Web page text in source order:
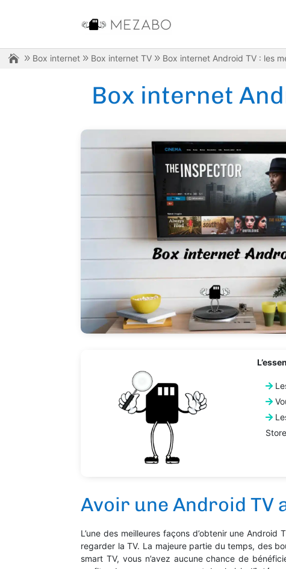
Box internet Box internet TV Box internet Android TV : les
Box internet
Avoir une Android TV
L’une des meilleures façons d’obtenir une Android
regarder la TV. La majeure partie du temps, des
smart TV, vous n’avez aucune chance de